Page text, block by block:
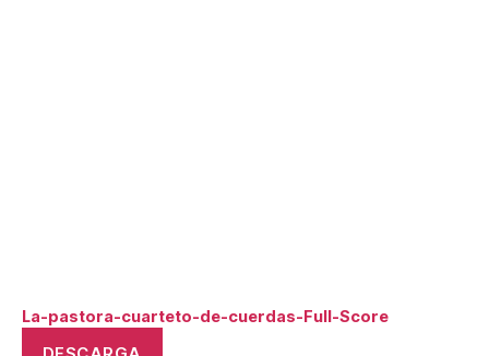
La-pastora-cuarteto-de-cuerdas-Full-Score